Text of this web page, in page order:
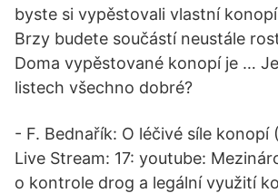
byste si vypěstovali vlastní
Brzy budete součástí neustále
Doma vypěstované konopí je …
listech všechno dobré?
- F. Bednařík: O léčivé síle konopí
Live Stream: 17: youtube:
o kontrole drog a legální využití